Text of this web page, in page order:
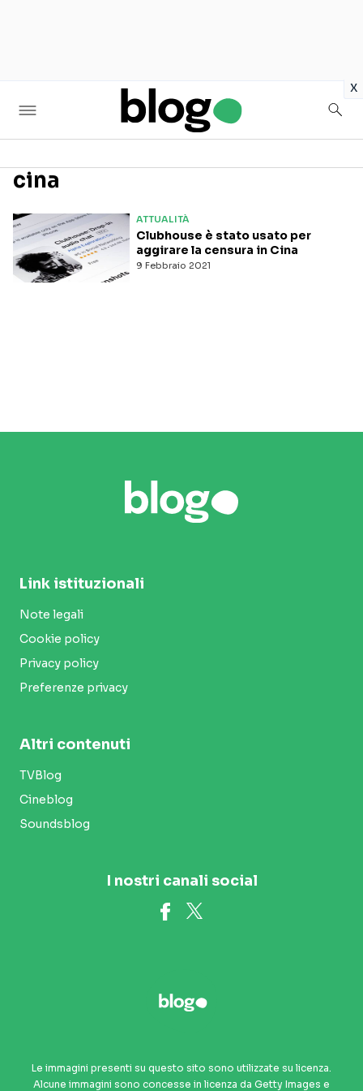
x
cina
ATTUALITÀ
9 Febbraio 2021
Clubhouse è stato usato per
aggirare la censura in Cina
Link istituzionali
Note legali
Cookie policy
Privacy policy
Preferenze privacy
Altri contenuti
TVBlog
Cineblog
Soundsblog
I nostri canali social
Le immagini presenti su questo sito sono utilizzate su licenza.
Alcune immagini sono concesse in licenza da Getty Images e